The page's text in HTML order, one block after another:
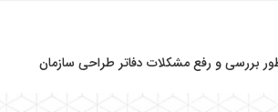
بررسی و رفع مشکلات دفاتر طراحی سازمان